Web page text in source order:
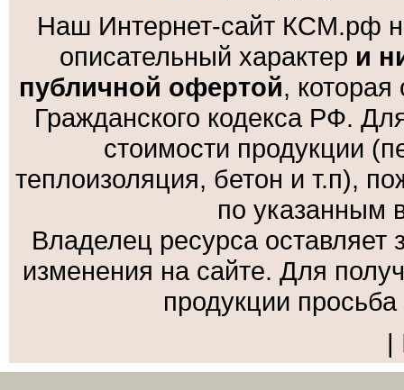
Наш Интернет-сайт КСМ.рф
описательный характер и
публичной офертой,
Гражданского кодекса РФ.
стоимости продукции
теплоизоляция, бетон и т.п),
по указанным
Владелец ресурса
изменения на сайте. Для
продукции
|